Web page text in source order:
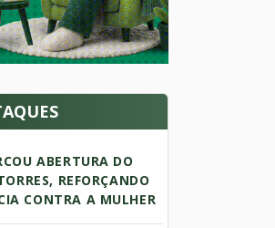
ABERTURA DO
REFORÇANDO
CONTRA A MULHER